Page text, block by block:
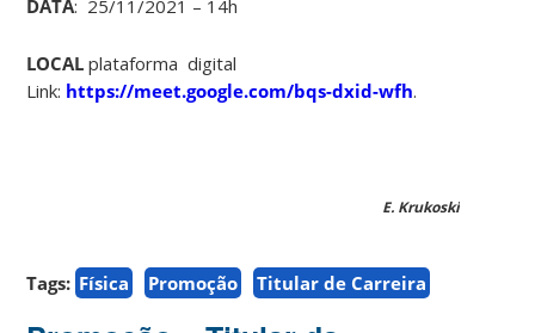
DATA: 25/11/2021 – 14h
LOCAL plataforma digital
Link: https://meet.google.com/bqs-dxid-wfh.
E. Krukoski
Tags: Física Promoção Titular de Carreira